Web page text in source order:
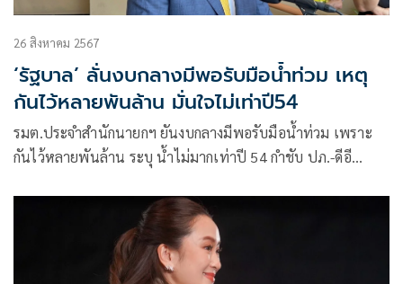
26 สิงหาคม 2567
‘รัฐบาล’ ลั่นงบกลางมีพอรับมือน้ำท่วม เหตุ
กันไว้หลายพันล้าน มั่นใจไม่เท่าปี54
รมต.ประจำสำนักนายกฯ ยันงบกลางมีพอรับมือนํ้าท่วม เพราะ
กันไว้หลายพันล้าน ระบุ นํ้าไม่มากเท่าปี 54 กำชับ ปภ.-ดีอี